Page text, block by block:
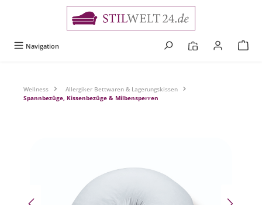
Navigation
Wellness
Allergiker Bettwaren & Lagerungskissen
Spannbezüge, Kissenbezüge & Milbensperren